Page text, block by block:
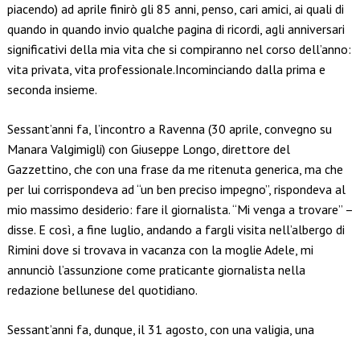
piacendo) ad aprile finirò gli 85 anni, penso, cari amici, ai quali di
quando in quando invio qualche pagina di ricordi, agli anniversari
significativi della mia vita che si compiranno nel corso dell’anno:
vita privata, vita professionale.Incominciando dalla prima e
seconda insieme.
Sessant’anni fa, l’incontro a Ravenna (30 aprile, convegno su
Manara Valgimigli) con Giuseppe Longo, direttore del
Gazzettino, che con una frase da me ritenuta generica, ma che
per lui corrispondeva ad “un ben preciso impegno”, rispondeva al
mio massimo desiderio: fare il giornalista. “Mi venga a trovare” –
disse. E così, a fine luglio, andando a fargli visita nell’albergo di
Rimini dove si trovava in vacanza con la moglie Adele, mi
annunciò l’assunzione come praticante giornalista nella
redazione bellunese del quotidiano.
Sessant’anni fa, dunque, il 31 agosto, con una valigia, una